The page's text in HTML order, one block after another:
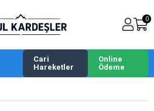
0
Cari
Hareketler
Online
Ödeme